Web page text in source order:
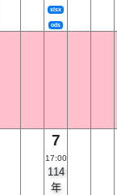
xlsx
ods
7
17:00
114
年